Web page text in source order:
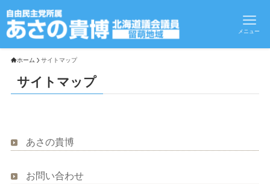
メニュー
ホーム サイトマップ
サイトマップ
あさの貴博
お問い合わせ